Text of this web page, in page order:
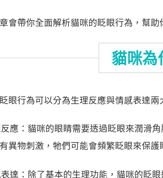
會帶你全面解析貓咪的眨眼行為，幫助
貓咪為
眼行為可以分為生理反應與情感表達兩
反應：貓咪的眼睛需要透過眨眼來潤滑
異物刺激，牠們可能會頻繁眨眼來保護
表達：除了基本的生理功能，貓咪的眨